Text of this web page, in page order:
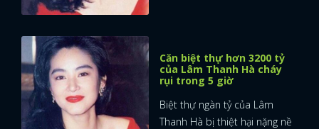
Căn biệt thự hơn 3200 tỷ
của Lâm Thanh Hà cháy
rụi trong 5 giờ
Biệt thự ngàn tỷ của Lâm
Thanh Hà bị thiệt hại nặng nề